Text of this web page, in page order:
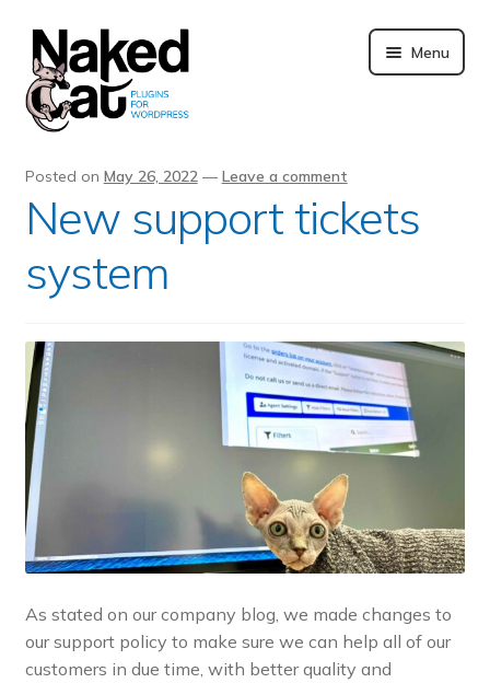
content
Menu
About us
Blog
Technical support
Doc. and FAQ
Pre-sales questions
Account
Posted on May 26, 2022 — Leave a comment
New support tickets
system
As stated on our company blog, we made changes to
our support policy to make sure we can help all of our
customers in due time, with better quality and